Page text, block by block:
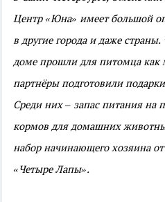
Центр «Юна» имеет большой
в другие города и даже
доме прошли для питомца
партнёры подготовили
Среди них – запас питания на
кормов для домашних
набор начинающего хозяина
«Четыре Лапы».